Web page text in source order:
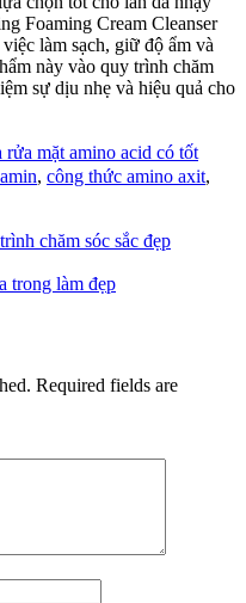
Foaming Cream Cleanser
làm sạch, giữ độ ẩm và
này vào quy trình chăm
sự dịu nhẹ và hiệu quả cho
rửa mặt amino acid có tốt
, công thức amino axit,
chăm sóc sắc đẹp
trong làm đẹp
Required fields are